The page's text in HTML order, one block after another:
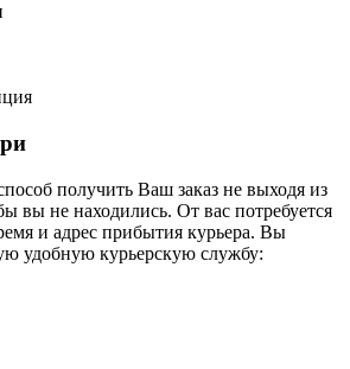
получить Ваш заказ не выходя из
вы не находились. От вас потребуется
и адрес прибытия курьера. Вы
удобную курьерскую службу: